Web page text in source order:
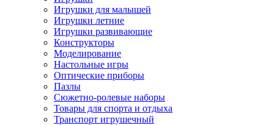
Игрушки для малышей
Игрушки летние
Игрушки развивающие
Конструкторы
Моделирование
Настольные игры
Оптические приборы
Пазлы
Сюжетно-ролевые наборы
Товары для спорта и отдыха
Транспорт игрушечный